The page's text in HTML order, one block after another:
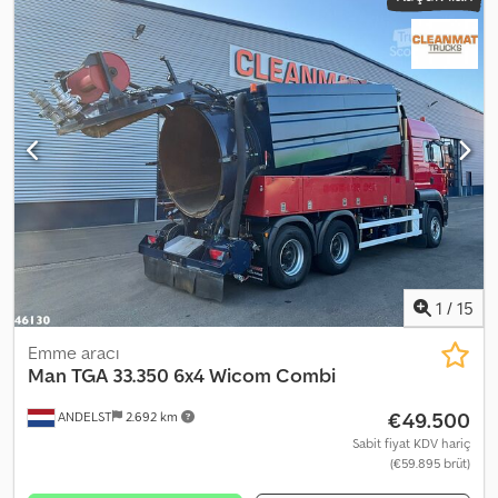
2005, Donanım:ABS, klima, Man TGA 33.350 / 6x4 KAMYONET
DAMPERLİ 5,20 m + BORDMATIC İthal / Hasarsız İYİ DURUMDA! •
ÜRETİM YILI: 2005 • KİLOMETRE: 585.000 km DONANIM: • ABS •
Merkezi kilit • Elektrikli camlar • Hidrolik direksiyon • Klima
Cjdpfjxynz Hex Acmsrf • İmmobilizer • Takograf DAMPER KASASI:
520 x 235 x 90 cm (U x G x Y) KAPASİTE: 13.000 kg TOPLAM AĞIRLIK:
26.000 kg DİNGİL MESAFESİ: 360/140 cm LASTİK EBATI: 130R22,5
SÜSPANSİYON: YAYLI TEL: KUBA – POLONYA, İNGİLİZCE, ALMANCA,
İTALYANCA SEBASTIAN – POLONYA, ALMANCA, İTALYANCA, ?????
LASZLO – MACARCA COSTEL – ROMENCE (Tüm ihracat işlemlerini
ve plaka teslimi dahil tamamlıyoruz) RADEK – ????? Ref. nr: 97215
1 / 15
ANDELST 2.692 km
Emme aracı
Man TGA 33.350 6x4 Wicom Combi
€49.500
Sabit fiyat KDV hariç
(€59.895 brüt)